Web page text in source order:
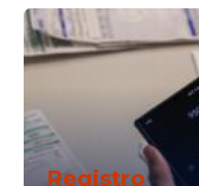
Registro